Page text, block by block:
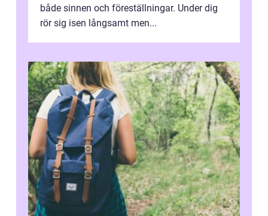
både sinnen och föreställningar. Under dig
rör sig isen långsamt men...